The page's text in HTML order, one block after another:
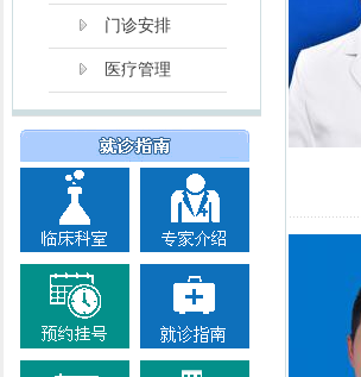
门诊安排
医疗管理